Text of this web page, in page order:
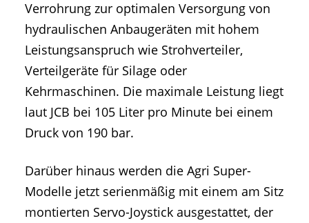
Verrohrung zur optimalen Versorgung von
hydraulischen Anbaugeräten mit hohem
Leistungsanspruch wie Strohverteiler,
Verteilgeräte für Silage oder
Kehrmaschinen. Die maximale Leistung liegt
laut JCB bei 105 Liter pro Minute bei einem
Druck von 190 bar.
Darüber hinaus werden die Agri Super-
Modelle jetzt serienmäßig mit einem am Sitz
montierten Servo-Joystick ausgestattet, der